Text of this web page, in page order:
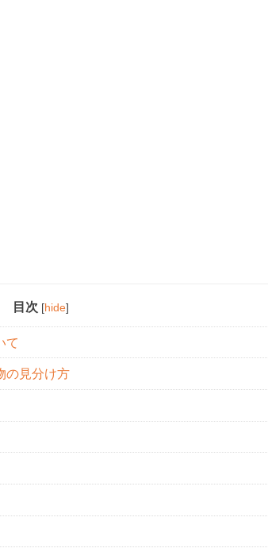
目次 [hide]
て
の見分け方